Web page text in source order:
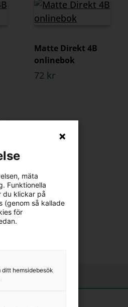
Matte Direkt 4B
onlinebok
72 kr
+
mäta
Funktionella
du klickar på
(genom så kallade
för
hemsidebesök